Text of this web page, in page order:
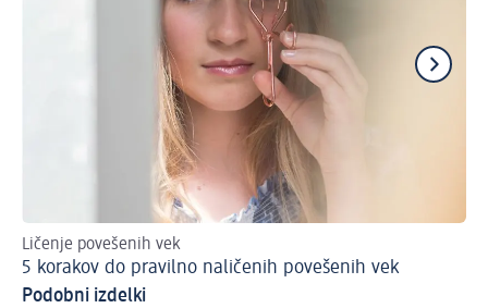
Ličenje povešenih vek
5 korakov do pravilno naličenih povešenih vek
Podobni izdelki